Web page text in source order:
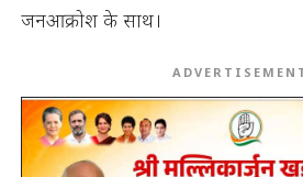
जनआक्रोश के साथ।